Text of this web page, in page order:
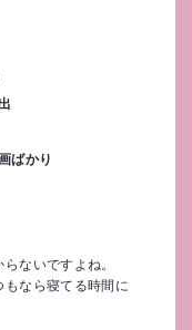
ばかり
ないですよね。
なら寝てる時間に